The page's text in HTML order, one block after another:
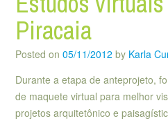
Piracaia
Posted on 05/11/2012 by Karla
Durante a etapa de anteprojeto,
de maquete virtual para melhor
projetos arquitetônico e